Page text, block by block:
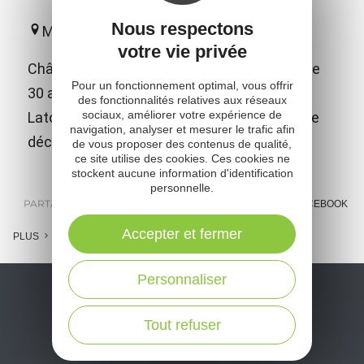
Marnhagues-et-Latour
Château millénaire, restauré pendant plus de
30 années par des bénévoles le château de
Latour vous ouvre ses portes pour vous faire
découvrir ses trésors cachés.
PARTAGER : FACEBOOK
PLUS
Nous respectons
votre vie privée
Pour un fonctionnement optimal, vous offrir
des fonctionnalités relatives aux réseaux
sociaux, améliorer votre expérience de
navigation, analyser et mesurer le trafic afin
de vous proposer des contenus de qualité,
ce site utilise des cookies. Ces cookies ne
stockent aucune information d'identification
personnelle.
Tout refuser
Personnaliser
Accepter et fermer